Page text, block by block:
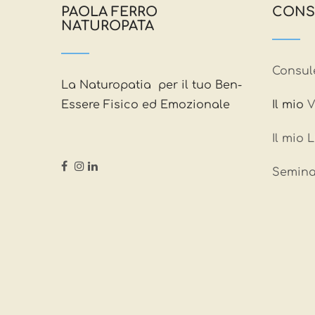
PAOLA FERRO
NATUROPATA
La Naturopatia per il tuo Ben-
Essere Fisico ed Emozionale
Il mio
Il mio